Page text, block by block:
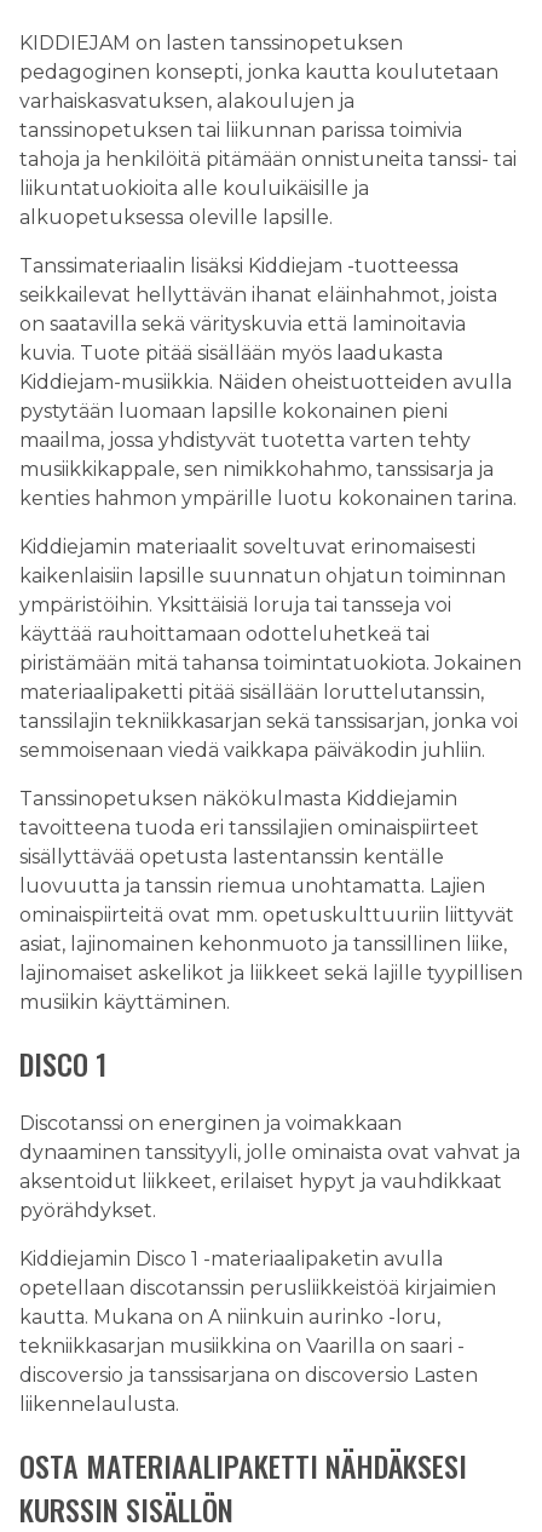
KIDDIEJAM on lasten tanssinopetuksen
pedagoginen konsepti, jonka kautta koulutetaan
varhaiskasvatuksen, alakoulujen ja
tanssinopetuksen tai liikunnan parissa toimivia
tahoja ja henkilöitä pitämään onnistuneita tanssi- tai
liikuntatuokioita alle kouluikäisille ja
alkuopetuksessa oleville lapsille.
Tanssimateriaalin lisäksi Kiddiejam -tuotteessa
seikkailevat hellyttävän ihanat eläinhahmot, joista
on saatavilla sekä värityskuvia että laminoitavia
kuvia. Tuote pitää sisällään myös laadukasta
Kiddiejam-musiikkia. Näiden oheistuotteiden avulla
pystytään luomaan lapsille kokonainen pieni
maailma, jossa yhdistyvät tuotetta varten tehty
musiikkikappale, sen nimikkohahmo, tanssisarja ja
kenties hahmon ympärille luotu kokonainen tarina.
Kiddiejamin materiaalit soveltuvat erinomaisesti
kaikenlaisiin lapsille suunnatun ohjatun toiminnan
ympäristöihin. Yksittäisiä loruja tai tansseja voi
käyttää rauhoittamaan odotteluhetkeä tai
piristämään mitä tahansa toimintatuokiota. Jokainen
materiaalipaketti pitää sisällään loruttelutanssin,
tanssilajin tekniikkasarjan sekä tanssisarjan, jonka voi
semmoisenaan viedä vaikkapa päiväkodin juhliin.
Tanssinopetuksen näkökulmasta Kiddiejamin
tavoitteena tuoda eri tanssilajien ominaispiirteet
sisällyttävää opetusta lastentanssin kentälle
luovuutta ja tanssin riemua unohtamatta. Lajien
ominaispiirteitä ovat mm. opetuskulttuuriin liittyvät
asiat, lajinomainen kehonmuoto ja tanssillinen liike,
lajinomaiset askelikot ja liikkeet sekä lajille tyypillisen
musiikin käyttäminen.
DISCO 1
Discotanssi on energinen ja voimakkaan
dynaaminen tanssityyli, jolle ominaista ovat vahvat ja
aksentoidut liikkeet, erilaiset hypyt ja vauhdikkaat
pyörähdykset.
Kiddiejamin Disco 1 -materiaalipaketin avulla
opetellaan discotanssin perusliikkeistöä kirjaimien
kautta. Mukana on A niinkuin aurinko -loru,
tekniikkasarjan musiikkina on Vaarilla on saari -
discoversio ja tanssisarjana on discoversio Lasten
liikennelaulusta.
OSTA MATERIAALIPAKETTI NÄHDÄKSESI
KURSSIN SISÄLLÖN